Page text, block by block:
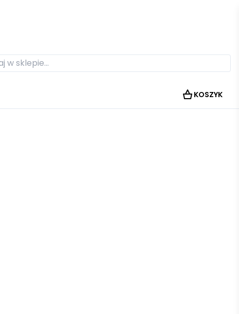
KOSZYK